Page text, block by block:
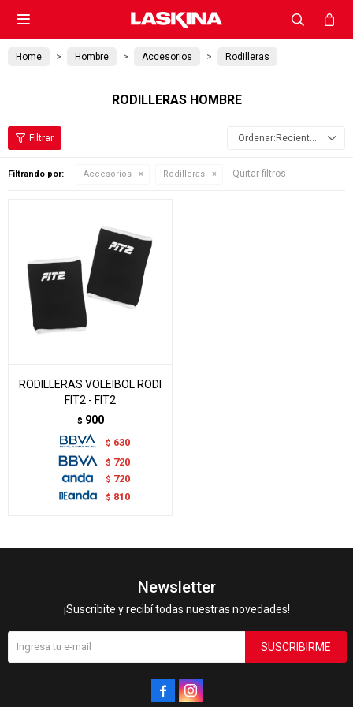

Home Hombre Accesorios Rodilleras
RODILLERAS HOMBRE
Recientes
Filtrando por: Accesorios Rodilleras Quitar filtros
RODILLERAS VOLEIBOL RODI
FIT2 - FIT2
$ 900
$ 630
$ 720
$ 720
$ 810
Newsletter
¡Suscribite y recibí todas nuestras novedades!
SUSCRIBIRME
 